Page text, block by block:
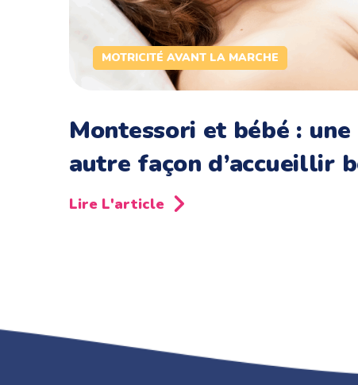
MOTRICITÉ AVANT LA MARCHE
Montessori et bébé : une
autre façon d’accueillir
Lire L'article